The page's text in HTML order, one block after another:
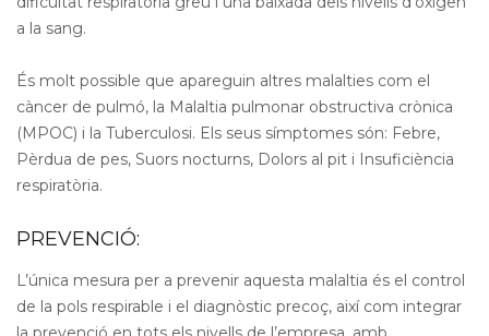
a la sang.
És molt possible que apareguin altres malalties com el
càncer de pulmó, la Malaltia pulmonar obstructiva crònica
(MPOC) i la Tuberculosi. Els seus símptomes són: Febre,
Pèrdua de pes, Suors nocturns, Dolors al pit i Insuficiència
respiratòria.
PREVENCIÓ:
L’única mesura per a prevenir aquesta malaltia és el control
de la pols respirable i el diagnòstic precoç, així com integrar